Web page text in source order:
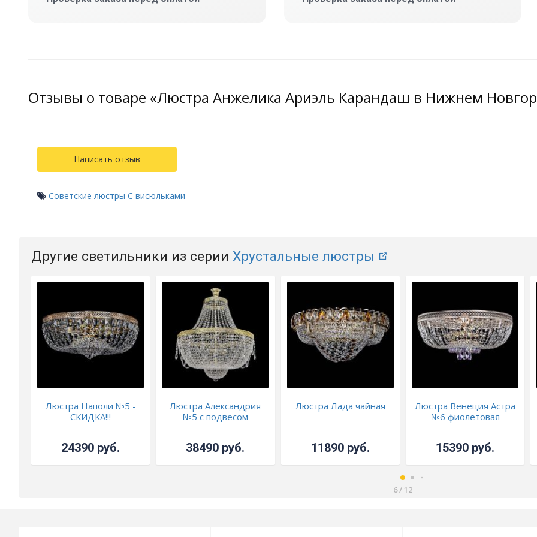
Отзывы о товаре «Люстра Анжелика Ариэль Карандаш в Нижнем
Написать отзыв
Советские люстры С висюльками
Другие светильники из серии Хрустальные люстры
Люстра Наполи №5 -
СКИДКА!!!
24390 руб.
Люстра Александрия
№5 с подвесом
38490 руб.
Люстра Лада чайная
11890 руб.
Люстра Венеция Астра
№6 фиолетовая
15390 руб.
6/ 12